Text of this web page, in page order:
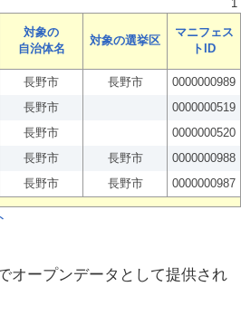
1
対象の
自治体名
対象の選挙区
マニフェス
トID
長野市 長野市
0000000989
長野市
0000000519
長野市
0000000520
長野市 長野市
0000000988
長野市 長野市 0000000987
オープンデータとして提供され